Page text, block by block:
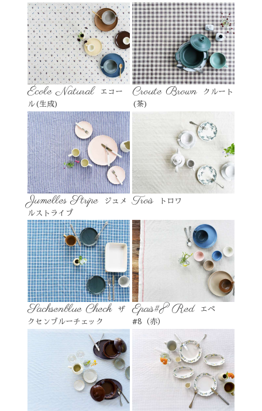
École Natural
エコー
ル(生成)
Croute Brown
クルート
(茶)
Jumelles Stripe
ジュメ
ルストライプ
Trois トロワ
Sachsenblue Check
ザ
クセンブルーチェック
Epais#8 Red
エペ
#8（赤）